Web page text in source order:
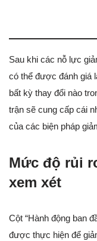
Sau khi các nỗ lực
có thể được đánh giá
bất kỳ thay đổi nào
trận sẽ cung cấp cái
của các biện pháp
Mức độ rủi
xem xét
Cột “Hành động ban
được thực hiện để